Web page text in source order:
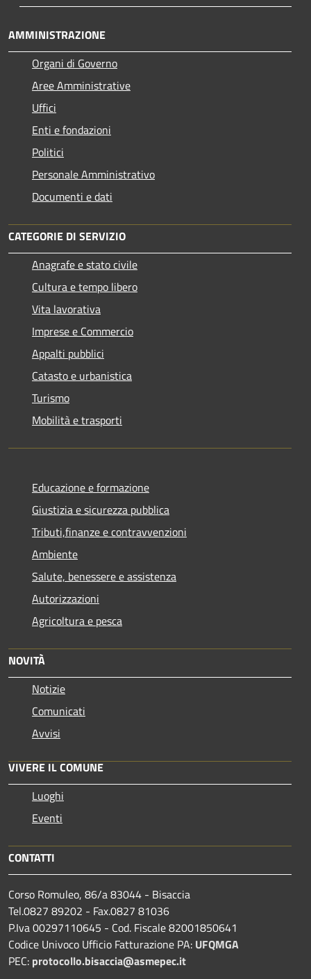
AMMINISTRAZIONE
Organi di Governo
Aree Amministrative
Uffici
Enti e fondazioni
Politici
Personale Amministrativo
Documenti e dati
CATEGORIE DI SERVIZIO
Anagrafe e stato civile
Cultura e tempo libero
Vita lavorativa
Imprese e Commercio
Appalti pubblici
Catasto e urbanistica
Turismo
Mobilità e trasporti
Educazione e formazione
Giustizia e sicurezza pubblica
Tributi,finanze e contravvenzioni
Ambiente
Salute, benessere e assistenza
Autorizzazioni
Agricoltura e pesca
NOVITÀ
Notizie
Comunicati
Avvisi
VIVERE IL COMUNE
Luoghi
Eventi
CONTATTI
Corso Romuleo, 86/a 83044 - Bisaccia
Tel.0827 89202 - Fax.0827 81036
P.Iva 00297110645 - Cod. Fiscale 82001850641
Codice Univoco Ufficio Fatturazione PA: UFQMGA
PEC: protocollo.bisaccia@asmepec.it